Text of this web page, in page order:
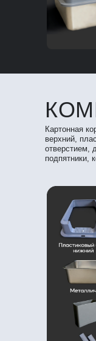
Картонная
верхний,
отверстием,
подпятники,